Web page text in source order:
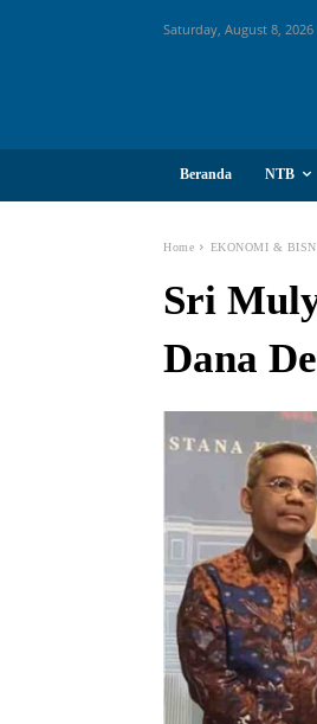
Saturday, August 8, 2026
Beranda NTB
Home EKONOMI &
Sri
Dana